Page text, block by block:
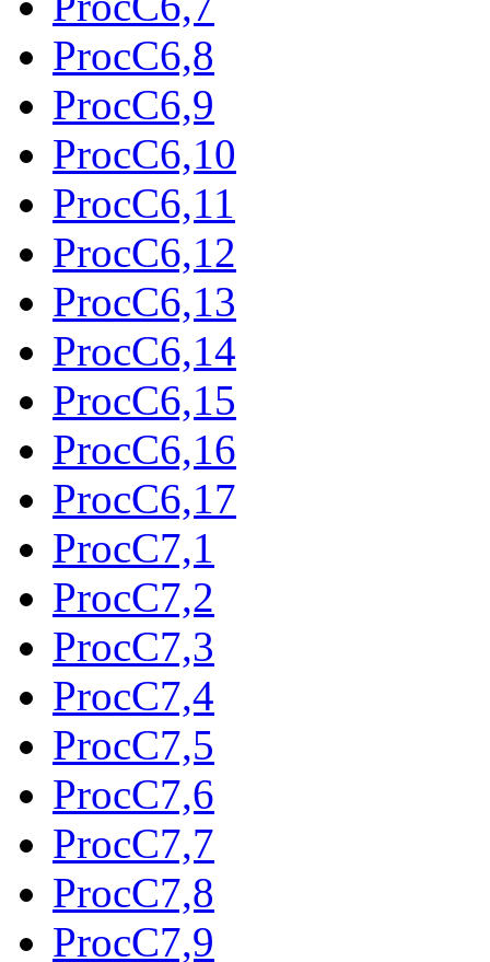
ProcC6,8
ProcC6,9
ProcC6,10
ProcC6,11
ProcC6,12
ProcC6,13
ProcC6,14
ProcC6,15
ProcC6,16
ProcC6,17
ProcC7,1
ProcC7,2
ProcC7,3
ProcC7,4
ProcC7,5
ProcC7,6
ProcC7,7
ProcC7,8
ProcC7,9